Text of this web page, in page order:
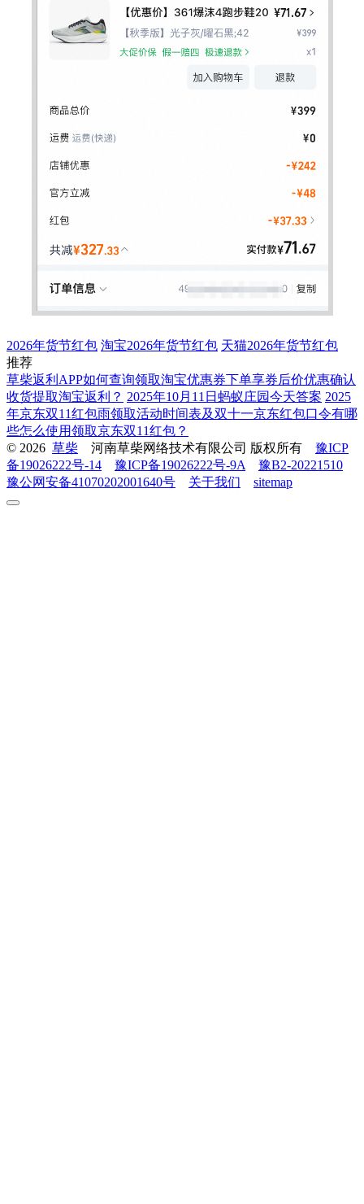
2026年货节红包 淘宝2026年货节红包 天猫2026年货节红包
推荐
草柴返利APP如何查询领取淘宝优惠券下单享券后价优惠确认
收货提取淘宝返利？ 2025年10月11日蚂蚁庄园今天答案 2025
年京东双11红包雨领取活动时间表及双十一京东红包口令有哪
些怎么使用领取京东双11红包？
© 2026 草柴 河南草柴网络技术有限公司 版权所有 豫ICP
备19026222号-14
豫ICP备19026222号-9A
豫B2-20221510
豫公网安备41070202001640号
关于我们 sitemap